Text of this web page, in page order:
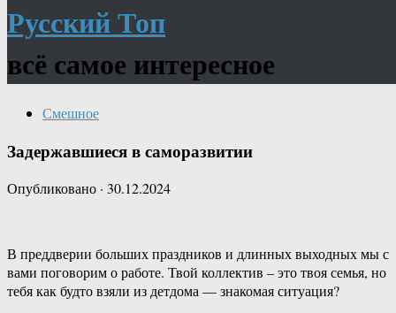
Русский Топ
всё самое интересное
Смешное
Задержавшиеся в саморазвитии
Опубликовано · 30.12.2024
В преддверии больших праздников и длинных выходных мы с
вами поговорим о работе. Твой коллектив – это твоя семья, но
тебя как будто взяли из детдома — знакомая ситуация?